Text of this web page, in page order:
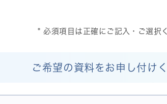
必須項目は正確にご記入・ご選択
ご希望の資料をお申し付け